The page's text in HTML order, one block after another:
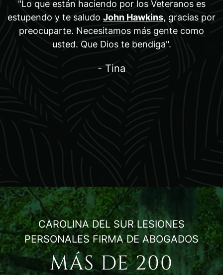
"Lo que están haciendo por los Veteranos es
estupendo y te saludo John Hawkins, gracias por
preocuparte. Necesitamos más gente como
usted. Que Dios te bendiga".
- Tina
CAROLINA DEL SUR LESIONES
PERSONALES FIRMA DE ABOGADOS
MÁS DE 200